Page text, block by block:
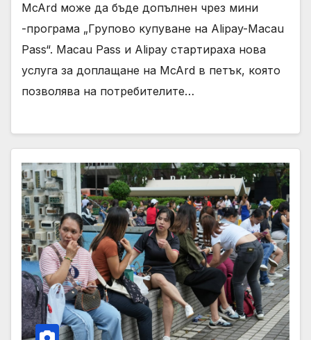
McArd може да бъде допълнен чрез мини
-програма „Групово купуване на Alipay-Macau
Pass“. Macau Pass и Alipay стартираха нова
услуга за доплащане на McArd в петък, която
позволява на потребителите…